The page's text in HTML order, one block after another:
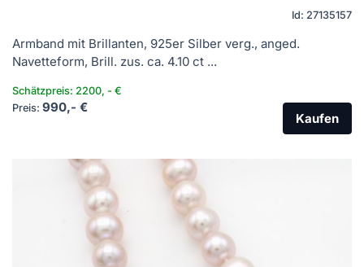
Id: 27135157
Armband mit Brillanten, 925er Silber verg., anged.
Navetteform, Brill. zus. ca. 4.10 ct ...
Schätzpreis: 2200, - €
Preis: 990,- €
Kaufen